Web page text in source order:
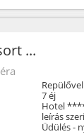
...
Repülővel
7 éj
Hotel
leírás
Üdülés -